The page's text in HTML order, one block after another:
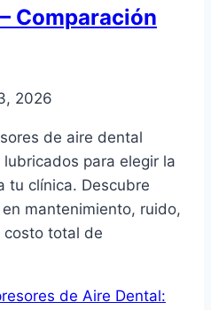
Comparación
2026
de aire dental
para elegir la
tu clínica. Descubre
mantenimiento, ruido,
costo total de
de Aire Dental: